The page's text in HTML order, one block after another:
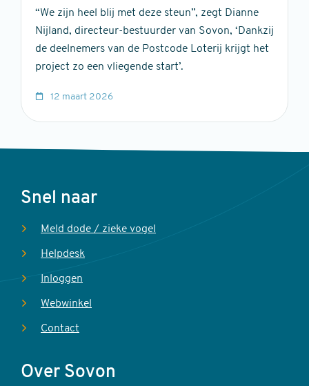
“We zijn heel blij met deze steun”, zegt Dianne
Nijland, directeur-bestuurder van Sovon, ‘Dankzij
de deelnemers van de Postcode Loterij krijgt het
project zo een vliegende start’.
12 maart 2026
Voet
Snel naar
Meld dode / zieke vogel
Helpdesk
Inloggen
Webwinkel
Contact
Over Sovon